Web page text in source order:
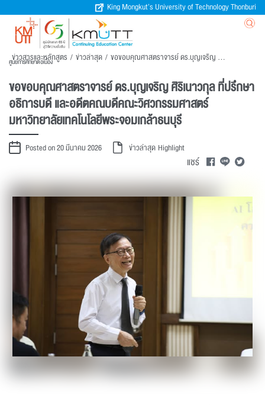
King Mongkut’s University of Technology Thonburi
ศูนย์การศึกษาต่อเนื่อง
ข่าวสารและหลักสูตร / ข่าวล่าสุด / ขอขอบคุณศาสตราจารย์ ดร.บุญเจริญ ศิริเนาวกุล ที่ปรึกษาอธิการบดี และอดีตคณบดีคณะวิศวกรรมศาสตร์ มหาวิทยาลัยเทคโนโลยีพระจอมเกล้าธนบุรี
ขอขอบคุณศาสตราจารย์ ดร.บุญเจริญ ศิริเนาวกุล ที่ปรึกษา
อธิการบดี และอดีตคณบดีคณะวิศวกรรมศาสตร์
มหาวิทยาลัยเทคโนโลยีพระจอมเกล้าธนบุรี
Posted on 20 มีนาคม 2026 ข่าวล่าสุด Highlight
แชร์